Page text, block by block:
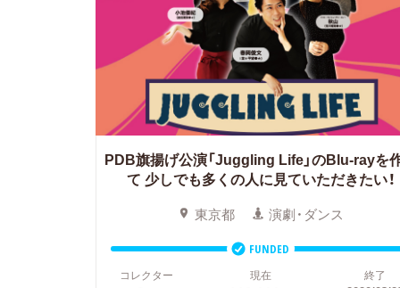
PDB旗揚げ公演「Juggling Life」のBlu-rayを
て 少しでも多くの人に見ていただきたい！
東京都 演劇・ダンス
FUNDED
コレクター
現在 終了